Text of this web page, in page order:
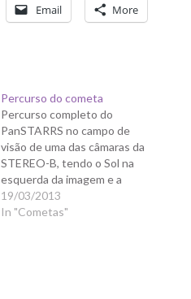
Email More
Percurso do cometa
Percurso completo do
PanSTARRS no campo de
visão de uma das câmaras da
STEREO-B, tendo o Sol na
esquerda da imagem e a
Terra na direita:
19/03/2013
In "Cometas"